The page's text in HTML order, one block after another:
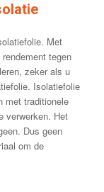
Met
tegen
zeker als u
Isolatiefolie
met traditionele
verwerken. Het
Dus geen
om de